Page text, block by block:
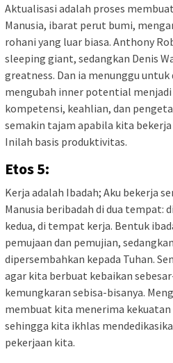
Aktualisasi adalah proses
Manusia, ibarat perut bumi,
rohani yang luar biasa. Anthony
sleeping giant, sedangkan Denis
greatness. Dan ia menunggu
mengubah inner potential
kompetensi, keahlian, dan
semakin tajam apabila kita
Inilah basis produktivitas.
Etos 5:
Kerja adalah Ibadah; Aku bekerja
Manusia beribadah di dua tempat:
kedua, di tempat kerja. Bentuk
pemujaan dan pemujian,
dipersembahkan kepada Tuhan.
agar kita berbuat kebaikan
kemungkaran sebisa-bisanya.
membuat kita menerima kekuatan
sehingga kita ikhlas
pekerjaan kita.